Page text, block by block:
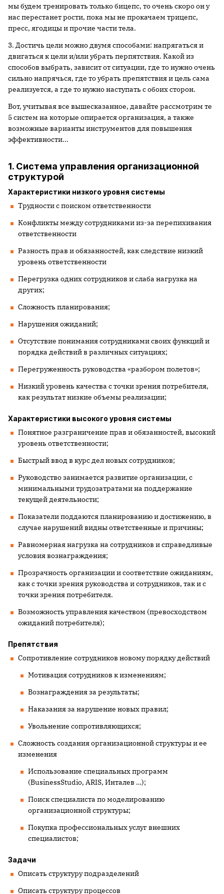
мы будем тренировать только бицепс, то очень скоро он у
нас перестанет рости, пока мы не прокачаем трицепс,
пресс, ягодицы и прочие части тела.
3. Достичь цели можно двумя способами: напрягаться и
двигаться к цели и/или убрать перпятствия. Какой из
способов выбрать, зависит от ситуации, где то нужно очень
сильно напрячься, где то убрать препятствия и цель сама
реализуется, а где то нужно наступать с обоих сторон.
Вот, учитывая все вышесказанное, давайте рассмотрим те
5 систем на которые опирается организация, а также
возможные варианты инструментов для повышения
эффективности...
1. Система управления организационной
структурой
Характеристики низкого уровня системы
Трудности с поиском ответственности
Конфликты между сотрудниками из-за перепихивания
ответственности
Разность прав и обязанностей, как следствие низкий
уровень ответственности
Перегрузка одних сотрудников и слаба нагрузка на
других;
Сложность планирования;
Нарушения ожиданий;
Отсутствие понимания сотрудниками своих функций и
порядка действий в различных ситуациях;
Перегруженность руководства «разбором полетов»;
Низкий уровень качества с точки зрения потребителя,
как результат низкие объемы реализации;
Характеристики высокого уровня системы
Понятное разграничение прав и обязанностей, высокий
уровень ответственности;
Быстрый ввод в курс дел новых сотрудников;
Руководство занимается развитие организации, с
минимальными трудозатратами на поддержание
текущей деятельности;
Показатели поддаются планированию и достижению, в
случае нарушений видны ответственные и причины;
Равномерная нагрузка на сотрудников и справедливые
условия вознаграждения;
Прозрачность организации и соответствие ожиданиям,
как с точки зрения руководства и сотрудников, так и с
точки зрения потребителя.
Возможность управления качеством (превосходством
ожиданий потребителя);
Препятствия
Сопротивление сотрудников новому порядку действий
Мотивация сотрудников к изменениям;
Вознаграждения за результаты;
Наказания за нарушение новых правил;
Увольнение сопротивляющихся;
Сложность создания организационной структуры и ее
изменения
Использование специальных программ
(BusinessStudio, ARIS, Инталев …);
Поиск специалиста по моделированию
организационной структуры;
Покупка профессиональных услуг внешних
специалистов;
Задачи
Описать структуру подразделений
Описать структуру процессов